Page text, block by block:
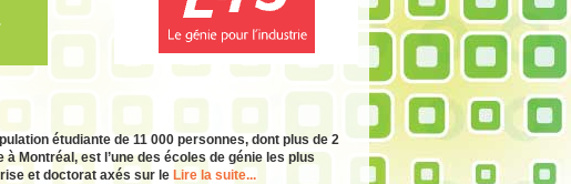
étudiante de 11 000 personnes, dont plus de 2
Montréal, est l’une des écoles de génie les plus
et doctorat axés sur le Lire la suite...